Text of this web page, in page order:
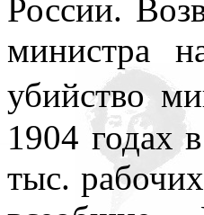
вторая
всюду
то
России.
министра
убийство
1904 годах
тыс.